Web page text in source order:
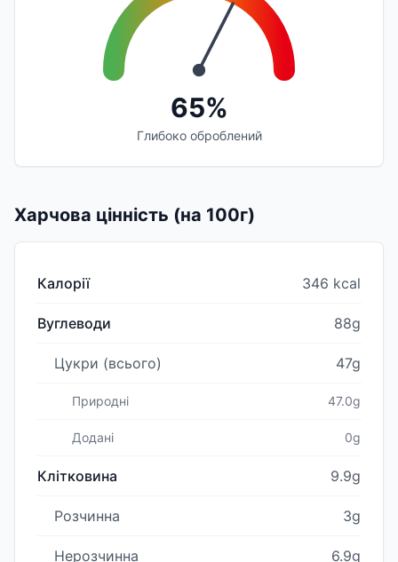
65%
Глибоко оброблений
Харчова цінність (на 100г)
Калорії 346 kcal
Вуглеводи 88g
Цукри (всього) 47g
Природні 47.0g
Додані 0g
Клітковина 9.9g
Розчинна 3g
Нерозчинна 6.9g